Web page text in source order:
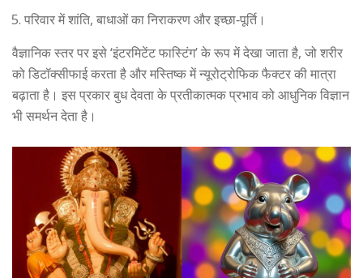
परिवार में शांति, बाधाओं का निराकरण और इच्छा‑पूर्ति।
वैज्ञानिक स्तर पर इसे ‘इंटरमिटेंट फास्टिंग’ के रूप में देखा जाता है, जो शरीर
को डिटॉक्सीफाई करता है और मस्तिष्क में न्यूरोट्रोफिक फैक्टर की मात्रा
बढ़ाता है। इस प्रकार बुध देवता के प्रतीकात्मक प्रभाव को आधुनिक विज्ञान
भी समर्थन देता है।